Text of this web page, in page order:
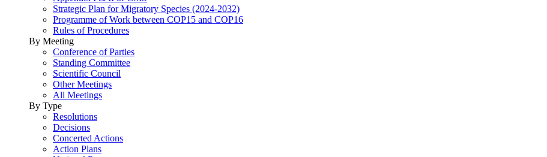
Strategic Plan for Migratory Species (2024-2032)
Programme of Work between COP15 and COP16
Rules of Procedures
By Meeting
Conference of Parties
Standing Committee
Scientific Council
Other Meetings
All Meetings
By Type
Resolutions
Decisions
Concerted Actions
Action Plans